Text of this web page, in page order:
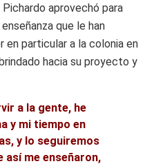
aprovechó para
que le han
en particular a la colonia en
hacia su proyecto y
a la gente, he
y mi tiempo en
y lo seguiremos
así me enseñaron,